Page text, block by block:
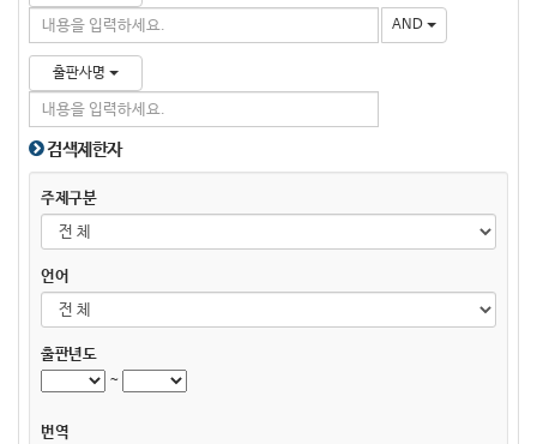
AND
출판사명
검색제한자
주제구분
언어
출판년도
~
번역